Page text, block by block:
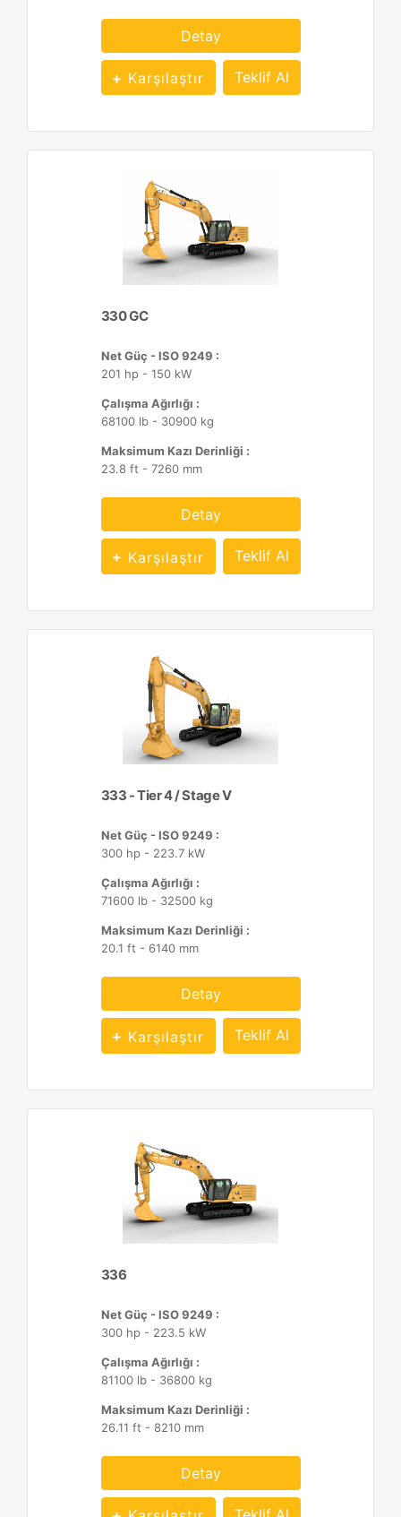
Detay
Karşılaştır Teklif Al
330 GC
Net Güç - ISO 9249 :
201 hp - 150 kW
Çalışma Ağırlığı :
68100 lb - 30900 kg
Maksimum Kazı Derinliği :
23.8 ft - 7260 mm
Detay
Karşılaştır Teklif Al
333 - Tier 4 / Stage V
Net Güç - ISO 9249 :
300 hp - 223.7 kW
Çalışma Ağırlığı :
71600 lb - 32500 kg
Maksimum Kazı Derinliği :
20.1 ft - 6140 mm
Detay
Karşılaştır Teklif Al
336
Net Güç - ISO 9249 :
300 hp - 223.5 kW
Çalışma Ağırlığı :
81100 lb - 36800 kg
Maksimum Kazı Derinliği :
26.11 ft - 8210 mm
Detay